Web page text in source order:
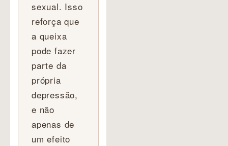
sexual. Isso
reforça que
a queixa
pode fazer
parte da
própria
depressão,
e não
apenas de
um efeito